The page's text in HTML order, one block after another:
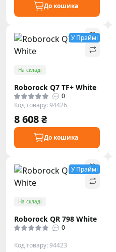
До кошика
У Праймі
На складі
Roborock Q7 TF+ White
0
Код товару: 94426
8 608 ₴
До кошика
У Праймі
На складі
Roborock QR 798 White
0
Код товару: 94423